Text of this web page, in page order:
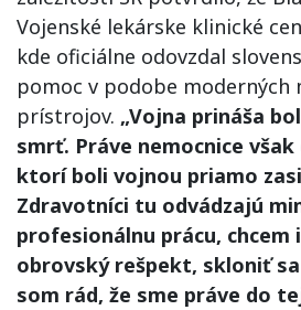
Vojenské lekárske klinické
kde oficiálne odovzdal
pomoc v podobe moderných
prístrojov. „Vojna prináša
smrť. Práve nemocnice
ktorí boli vojnou priamo
Zdravotníci tu odvádzajú
profesionálnu prácu, chcem
obrovský rešpekt, skloniť
som rád, že sme práve do